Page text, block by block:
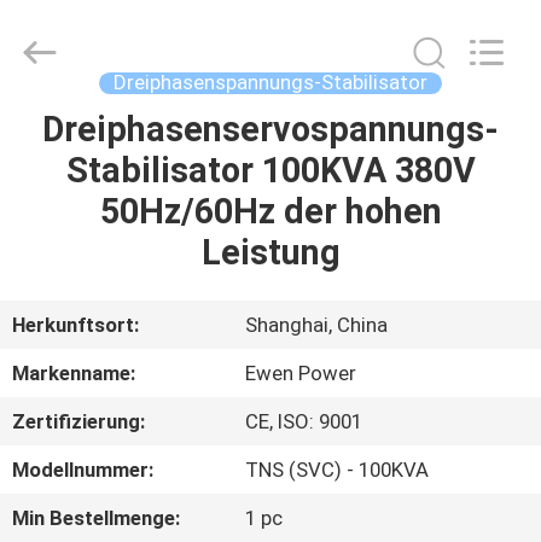
HAUSE
VIDEOS
UNS
WERKSBESICHTIGUNG
2024
avrstabilizer.com.
Developed
Dreiphasenspannungs-Stabilisator
Dreiphasenservospannungs-
Stabilisator 100KVA 380V
50Hz/60Hz der hohen
Leistung
Herkunftsort:
Shanghai, China
Markenname:
Ewen Power
Zertifizierung:
CE, ISO: 9001
Modellnummer:
TNS (SVC) - 100KVA
Min Bestellmenge:
1 pc